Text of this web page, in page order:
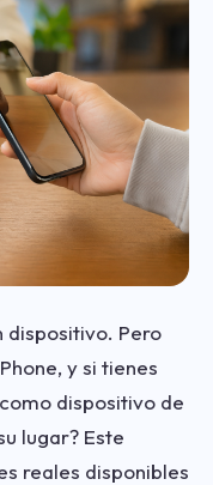
dispositivo. Pero
y si tienes
dispositivo de
lugar? Este
reales disponibles